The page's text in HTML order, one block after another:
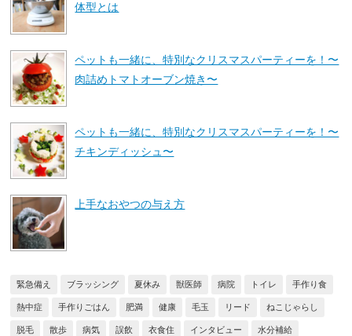
体型とは
ペットも一緒に、特別なクリスマスパーティーを！〜
肉詰めトマトオーブン焼き〜
ペットも一緒に、特別なクリスマスパーティーを！〜
チキンディッシュ〜
上手なおやつの与え方
緊急備え ブラッシング 夏休み 獣医師 病院 トイレ 手作り食
熱中症 手作りごはん 肥満 健康 毛玉 リード ねこじゃらし
脱毛 散歩 病気 誤飲 衣食住 インタビュー 水分補給